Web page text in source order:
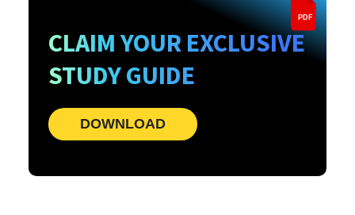
PDF
CLAIM YOUR EXCLUSIVE
STUDY GUIDE
DOWNLOAD